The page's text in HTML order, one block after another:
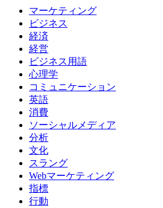
マーケティング
ビジネス
経済
経営
ビジネス用語
心理学
コミュニケーション
英語
消費
ソーシャルメディア
分析
文化
スラング
Webマーケティング
指標
行動